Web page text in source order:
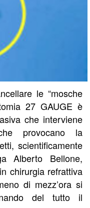
le “mosche
27 GAUGE è
che interviene
provocano la
scientificamente
Alberto Bellone,
chirurgia refrattiva
di mezz’ora si
del tutto il